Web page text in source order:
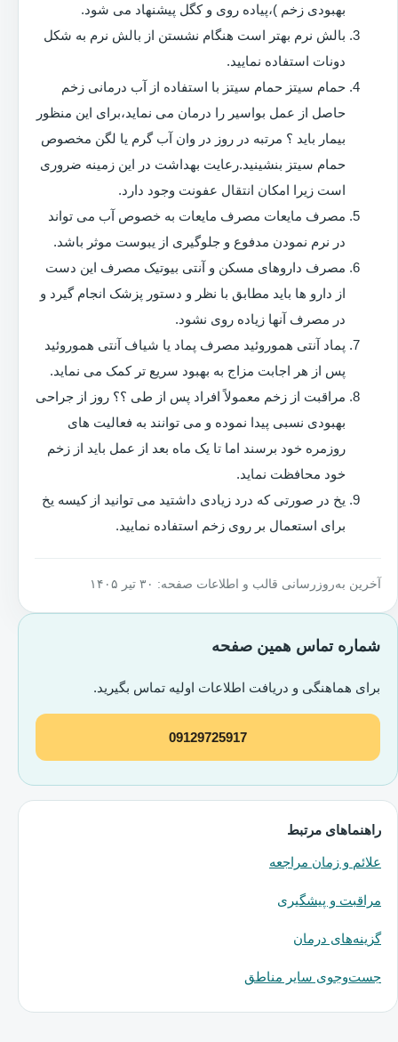
بهبودی زخم )،پیاده روی و کگل پیشنهاد می شود.
بالش نرم بهتر است هنگام نشستن از بالش نرم به شکل
دونات استفاده نمایید.
حمام سیتز حمام سیتز با استفاده از آب درمانی زخم
حاصل از عمل بواسیر را درمان می نماید،برای این منظور
بیمار باید ؟ مرتبه در روز در وان آب گرم یا لگن مخصوص
حمام سیتز بنشینید.رعایت بهداشت در این زمینه ضروری
است زیرا امکان انتقال عفونت وجود دارد.
مصرف مایعات مصرف مایعات به خصوص آب می تواند
در نرم نمودن مدفوع و جلوگیری از یبوست موثر باشد.
مصرف داروهای مسکن و آنتی بیوتیک مصرف این دست
از دارو ها باید مطابق با نظر و دستور پزشک انجام گیرد و
در مصرف آنها زیاده روی نشود.
پماد آنتی هموروئید مصرف پماد یا شیاف آنتی هموروئید
پس از هر اجابت مزاج به بهبود سریع تر کمک می نماید.
مراقبت از زخم معمولاً افراد پس از طی ؟؟ روز از جراحی
بهبودی نسبی پیدا نموده و می توانند به فعالیت های
روزمره خود برسند اما تا یک ماه بعد از عمل باید از زخم
خود محافظت نماید.
یخ در صورتی که درد زیادی داشتید می توانید از کیسه یخ
برای استعمال بر روی زخم استفاده نمایید.
آخرین به‌روزرسانی قالب و اطلاعات صفحه: ۳۰ تیر ۱۴۰۵
شماره تماس همین صفحه
برای هماهنگی و دریافت اطلاعات اولیه تماس بگیرید.
09129725917
راهنماهای مرتبط
علائم و زمان مراجعه
مراقبت و پیشگیری
گزینه‌های درمان
جست‌وجوی سایر مناطق